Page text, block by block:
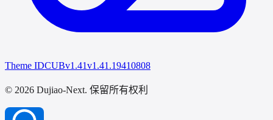
Theme IDCUBv1.41v1.41.19410808
© 2026 Dujiao-Next. 保留所有权利